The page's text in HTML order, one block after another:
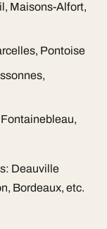
Maisons-Alfort,
Pontoise
Deauville
Bordeaux, etc.